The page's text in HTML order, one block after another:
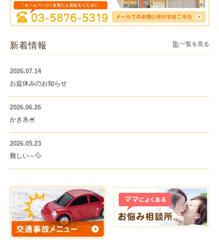
新着情報 一覧を見る
2026.07.14
お盆休みのお知らせ
2026.06.26
かき氷🍧
2026.05.23
難しい～💦